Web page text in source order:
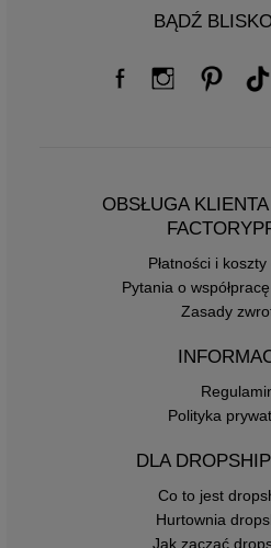
BĄDŹ
OBSŁUGA
Płatności i
Pytania o
Zasady
Polityka
DLA
Co to jest
Hurtownia
Jak zacząć